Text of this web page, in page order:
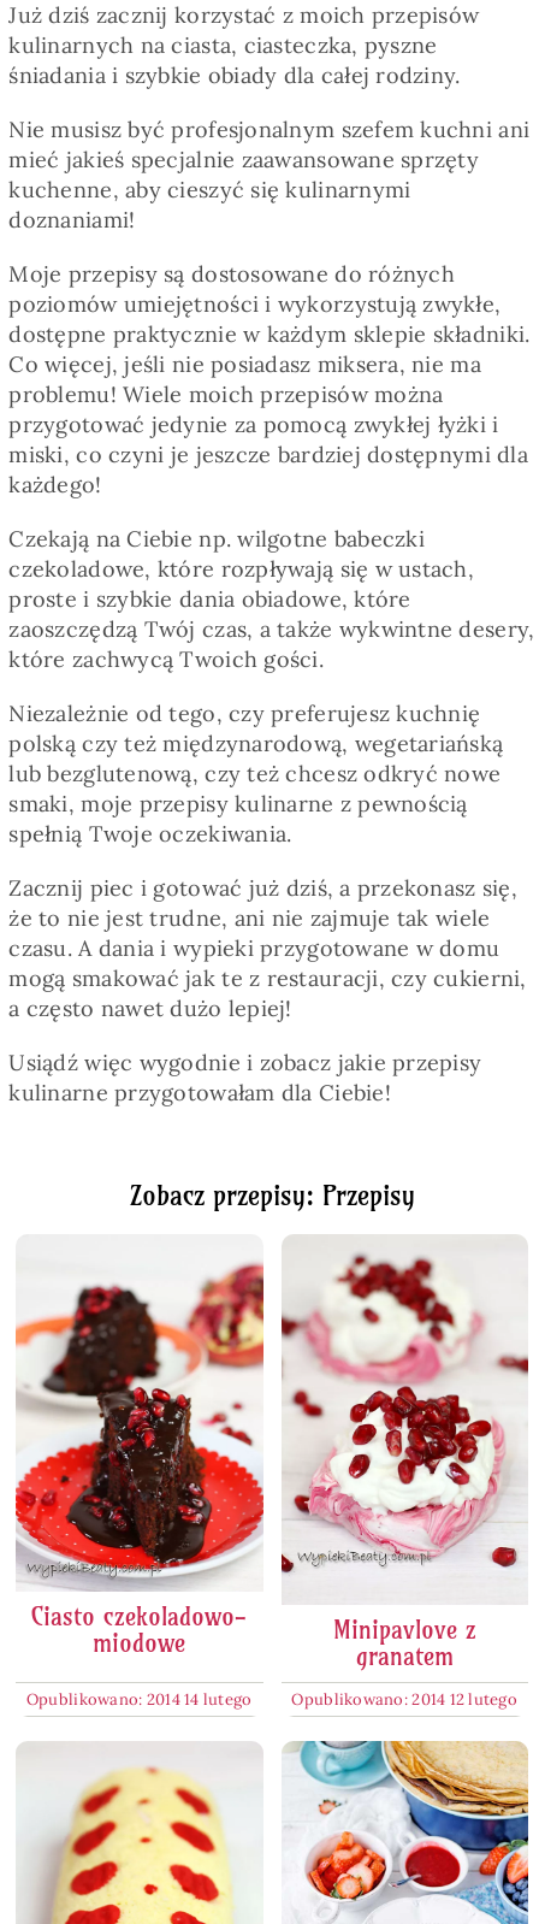
Już dziś zacznij korzystać z moich przepisów
kulinarnych na ciasta, ciasteczka, pyszne
śniadania i szybkie obiady dla całej rodziny.
Nie musisz być profesjonalnym szefem kuchni ani
mieć jakieś specjalnie zaawansowane sprzęty
kuchenne, aby cieszyć się kulinarnymi
doznaniami!
Moje przepisy są dostosowane do różnych
poziomów umiejętności i wykorzystują zwykłe,
dostępne praktycznie w każdym sklepie składniki.
Co więcej, jeśli nie posiadasz miksera, nie ma
problemu! Wiele moich przepisów można
przygotować jedynie za pomocą zwykłej łyżki i
miski, co czyni je jeszcze bardziej dostępnymi dla
każdego!
Czekają na Ciebie np. wilgotne babeczki
czekoladowe, które rozpływają się w ustach,
proste i szybkie dania obiadowe, które
zaoszczędzą Twój czas, a także wykwintne desery,
które zachwycą Twoich gości.
Niezależnie od tego, czy preferujesz kuchnię
polską czy też międzynarodową, wegetariańską
lub bezglutenową, czy też chcesz odkryć nowe
smaki, moje przepisy kulinarne z pewnością
spełnią Twoje oczekiwania.
Zacznij piec i gotować już dziś, a przekonasz się,
że to nie jest trudne, ani nie zajmuje tak wiele
czasu. A dania i wypieki przygotowane w domu
mogą smakować jak te z restauracji, czy cukierni,
a często nawet dużo lepiej!
Usiądź więc wygodnie i zobacz jakie przepisy
kulinarne przygotowałam dla Ciebie!
Zobacz przepisy: Przepisy
Ciasto czekoladowo-
miodowe
Opublikowano: 2014 14 lutego
Minipavlove z
granatem
Opublikowano: 2014 12 lutego